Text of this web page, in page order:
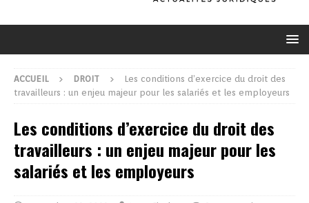
ACCUEIL DROIT
Les conditions d’exercice du droit des
travailleurs : un enjeu majeur pour les salariés et les employeurs
Les conditions d’exercice du droit des
travailleurs : un enjeu majeur pour les
salariés et les employeurs